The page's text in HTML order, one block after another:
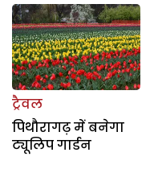
ट्रैवल
पिथौरागढ़ में बनेगा
ट्यूलिप गार्डन